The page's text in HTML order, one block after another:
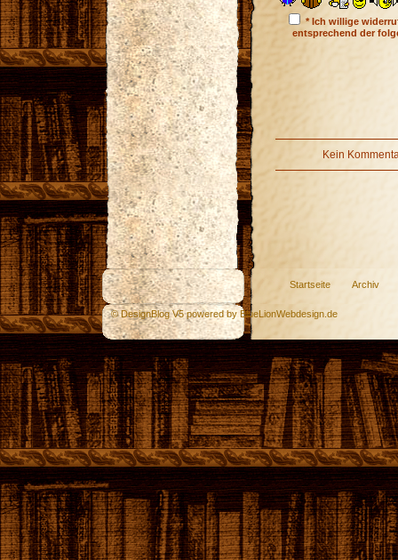
* Ich willige
entsprechend der
Kein
Startseite Archiv
© DesignBlog V5 powered by BlueLionWebdesign.de